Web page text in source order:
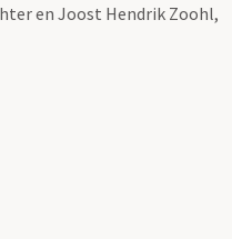
en Joost Hendrik Zoohl,